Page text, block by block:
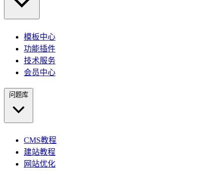
模板中心
功能插件
技术服务
会员中心
问题库
CMS教程
建站教程
网站优化